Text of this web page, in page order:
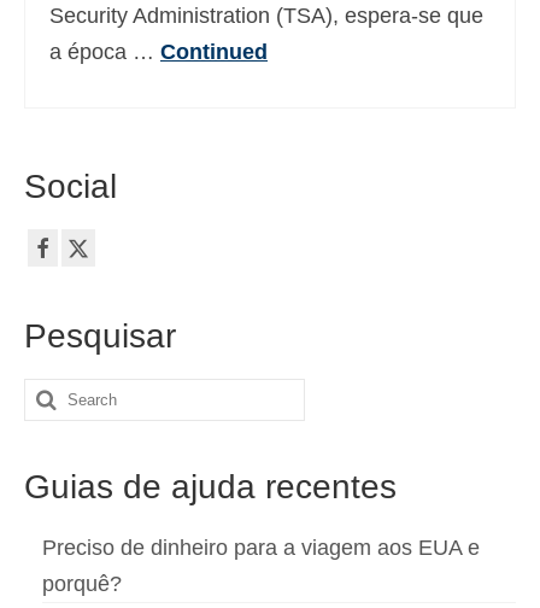
Polski(Polonês)
Security Administration (TSA), espera-se que
a época … Continued
Social
Pesquisar
Search
Guias de ajuda recentes
Preciso de dinheiro para a viagem aos EUA e
porquê?